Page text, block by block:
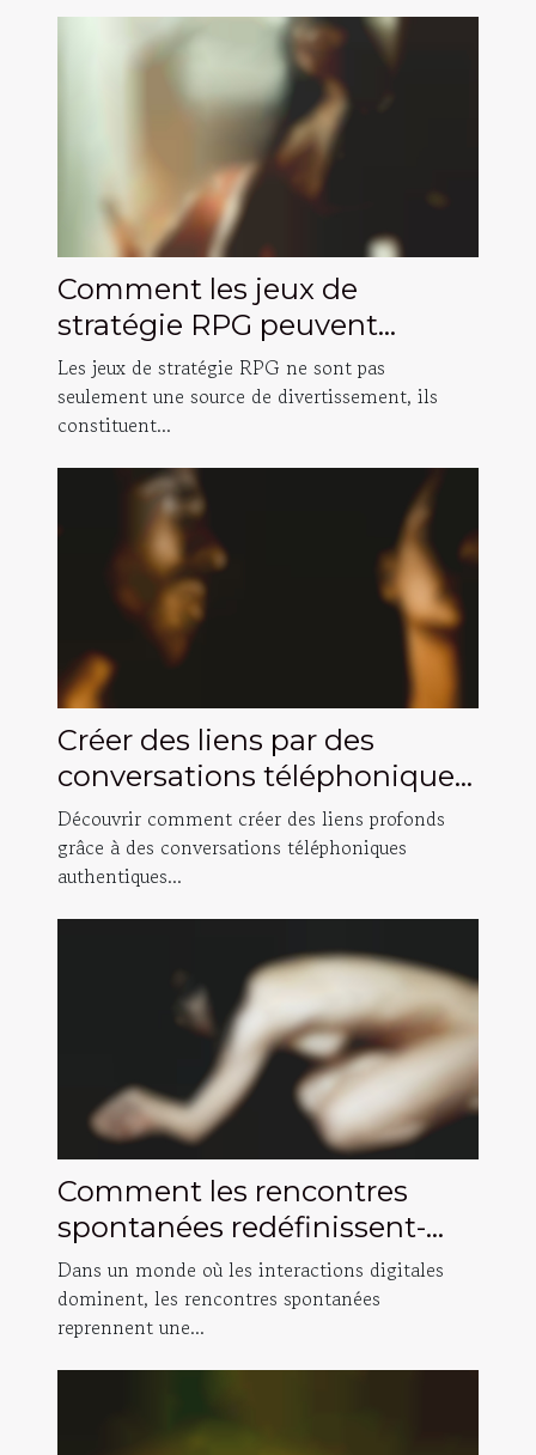
Comment les jeux de
stratégie RPG peuvent
améliorer vos compétences
de prise de décision ?
Les jeux de stratégie RPG ne sont pas
seulement une source de divertissement, ils
constituent...
Créer des liens par des
conversations téléphoniques
authentiques ?
Découvrir comment créer des liens profonds
grâce à des conversations téléphoniques
authentiques...
Comment les rencontres
spontanées redéfinissent-
elles la connexion humaine ?
Dans un monde où les interactions digitales
dominent, les rencontres spontanées
reprennent une...